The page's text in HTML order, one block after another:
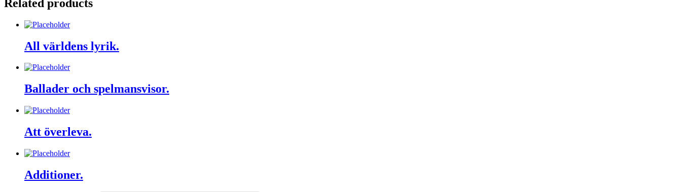
Related products
All världens lyrik.
Ballader och spelmansvisor.
Att överleva.
Additioner.